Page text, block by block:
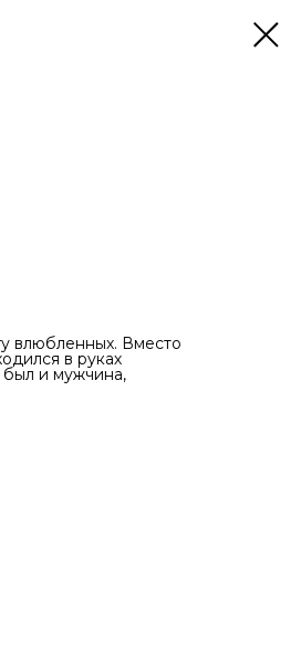
влюбленных. Вместо
в руках
был и мужчина,